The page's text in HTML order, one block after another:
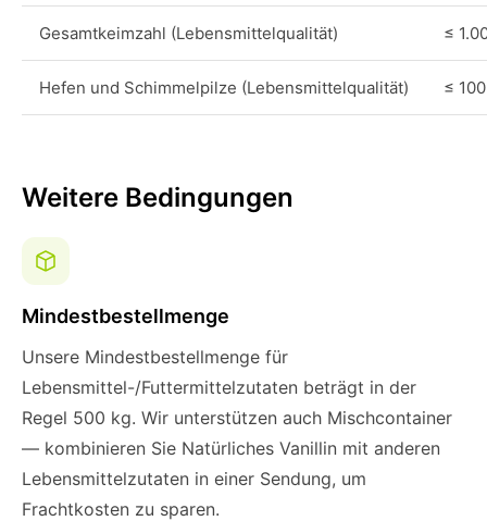
Gesamtkeimzahl (Lebensmittelqualität) ≤
Hefen und Schimmelpilze (Lebensmittelqualität) ≤
Weitere Bedingungen
Mindestbestellmenge
Unsere Mindestbestellmenge für
Lebensmittel-/Futtermittelzutaten beträgt in der
Regel 500 kg. Wir unterstützen auch Mischcontainer
— kombinieren Sie Natürliches Vanillin mit anderen
Lebensmittelzutaten in einer Sendung, um
Frachtkosten zu sparen.